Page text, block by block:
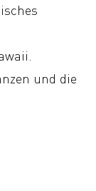
und die